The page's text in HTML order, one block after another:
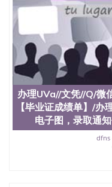
办理UVa//文凭//Q/微
【毕业证成绩单】/
电子图，录取通
dfns